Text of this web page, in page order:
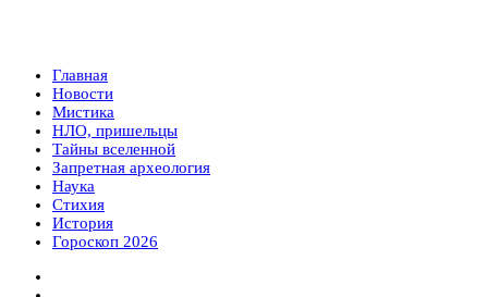
Главная
Новости
Мистика
НЛО, пришельцы
Тайны вселенной
Запретная археология
Наука
Стихия
История
Гороскоп 2026